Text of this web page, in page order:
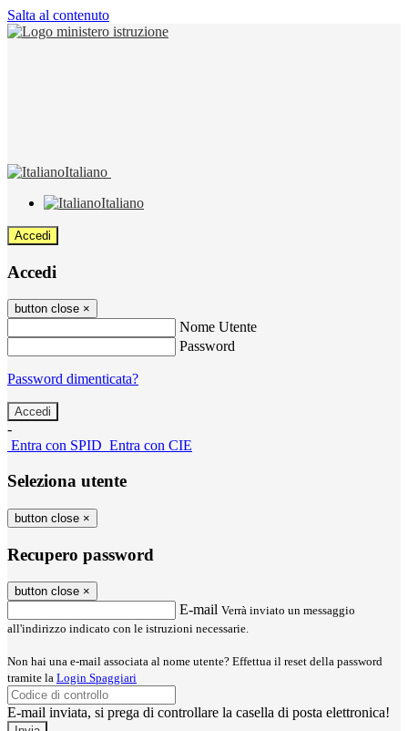
Salta al contenuto
Italiano
Italiano
Accedi
Accedi
button close ×
Nome Utente
Password
Password dimenticata?
-
Entra con SPID Entra con CIE
Seleziona utente
button close ×
Recupero password
button close ×
E-mail Verrà inviato un messaggio
all'indirizzo indicato con le istruzioni necessarie.
Non hai una e-mail associata al nome utente? Effettua il reset della password
tramite la Login Spaggiari
E-mail inviata, si prega di controllare la casella di posta elettronica!